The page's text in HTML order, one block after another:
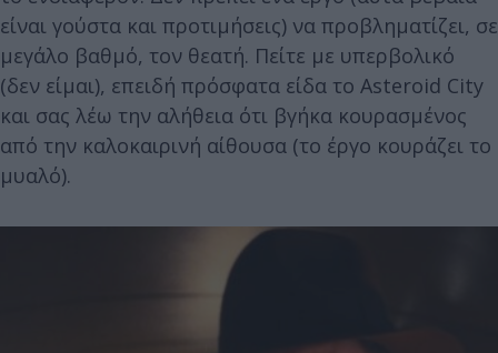
είναι γούστα και προτιμήσεις) να προβληματίζει, σε
μεγάλο βαθμό, τον θεατή. Πείτε με υπερβολικό
(δεν είμαι), επειδή πρόσφατα είδα το Asteroid City
και σας λέω την αλήθεια ότι βγήκα κουρασμένος
από την καλοκαιρινή αίθουσα (το έργο κουράζει το
μυαλό).